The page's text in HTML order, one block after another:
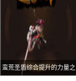
蛮荒圣盾综合提升的力量之